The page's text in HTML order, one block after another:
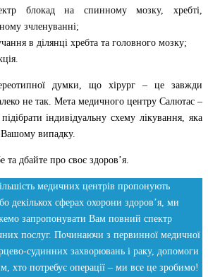
блокад на спинному мозку, хребті,
зчленуванні;
в ділянці хребта та головного мозку;
думки, що хірург – це завжди
не так. Мета медичного центру Салютас –
індивідуальну схему лікування, яка
випадку.
дбайте про своє здоров’я.
медичних центрів пропонують
декількох сферах охорони здоров’я, ми
запропонувати Вам повний спектр
послуг. Починаючи з первинної медичної
судинних захворювань і раку, допомоги
хто потребує операції – ми все це зробимо!